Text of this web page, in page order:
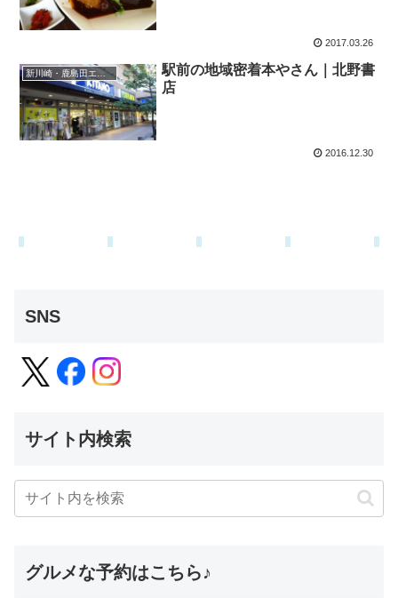
2017.03.26
新川崎・鹿島田エリア
駅前の地域密着本やさん｜北野書
店
2016.12.30
SNS
サイト内検索
グルメな予約はこちら♪